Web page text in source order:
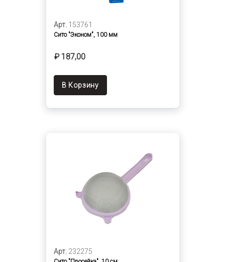
Арт. 153761
Сито "Эконом", 100 мм
₽ 187,00
В Корзину
Арт. 232275